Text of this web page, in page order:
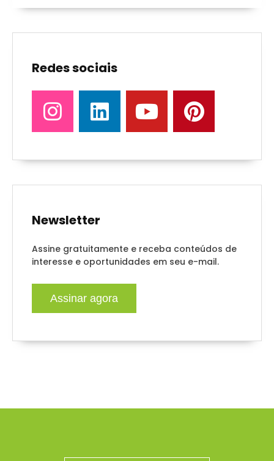
Redes sociais
Newsletter
Assine gratuitamente e receba conteúdos de
interesse e oportunidades em seu e-mail.
Assinar agora